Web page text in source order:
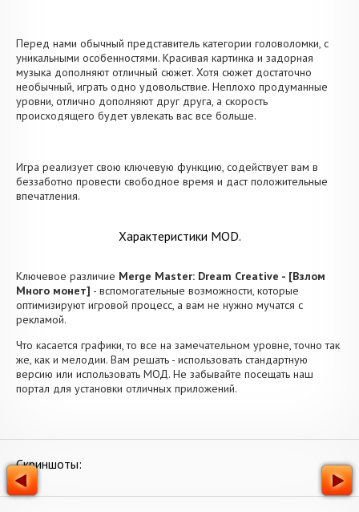
Перед нами обычный представитель категории головоломки, с
уникальными особенностями. Красивая картинка и задорная
музыка дополняют отличный сюжет. Хотя сюжет достаточно
необычный, играть одно удовольствие. Неплохо продуманные
уровни, отлично дополняют друг друга, а скорость
происходящего будет увлекать вас все больше.
Игра реализует свою ключевую функцию, содействует вам в
беззаботно провести свободное время и даст положительные
впечатления.
Характеристики MOD.
Ключевое различие Merge Master: Dream Creative - [Взлом
Много монет] - вспомогательные возможности, которые
оптимизируют игровой процесс, а вам не нужно мучатся с
рекламой.
Что касается графики, то все на замечательном уровне, точно так
же, как и мелодии. Вам решать - использовать стандартную
версию или использовать МОД. Не забывайте посещать наш
портал для установки отличных приложений.
Скриншоты: